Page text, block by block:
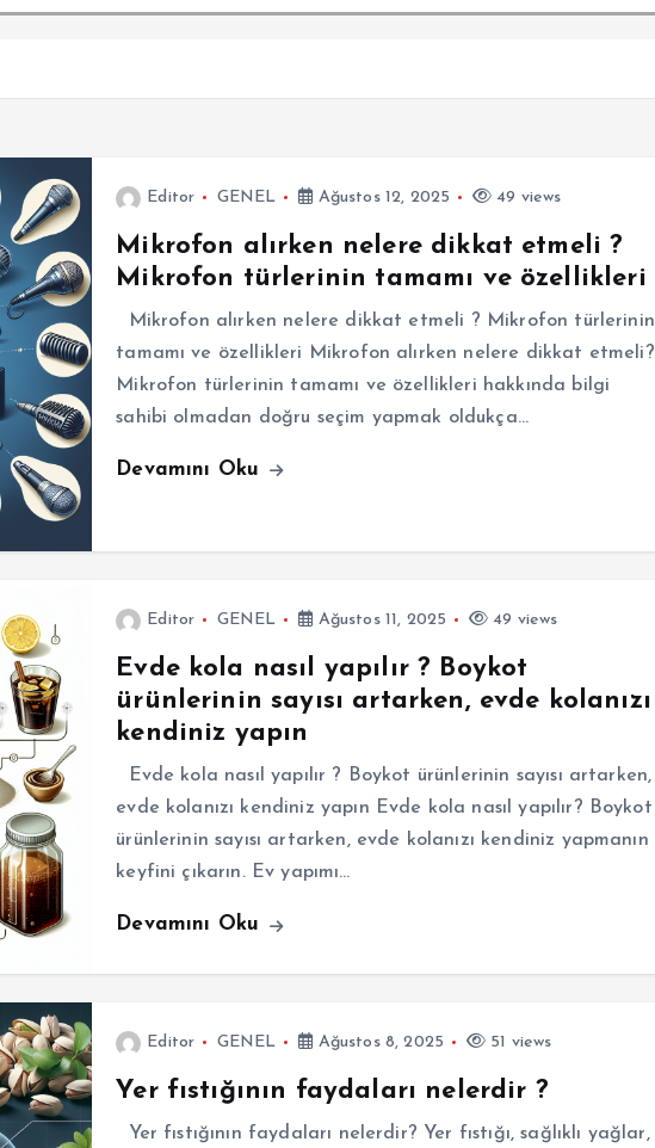
Editor GENEL Ağustos 12, 2025 49 views
Mikrofon alırken nelere dikkat etmeli ?
Mikrofon türlerinin tamamı ve özellikleri
Mikrofon alırken nelere dikkat etmeli ? Mikrofon türlerinin
tamamı ve özellikleri Mikrofon alırken nelere dikkat etmeli?
Mikrofon türlerinin tamamı ve özellikleri hakkında bilgi
sahibi olmadan doğru seçim yapmak oldukça…
Devamını Oku
Editor GENEL Ağustos 11, 2025 49 views
Evde kola nasıl yapılır ? Boykot
ürünlerinin sayısı artarken, evde kolanızı
kendiniz yapın
Evde kola nasıl yapılır ? Boykot ürünlerinin sayısı artarken,
evde kolanızı kendiniz yapın Evde kola nasıl yapılır? Boykot
ürünlerinin sayısı artarken, evde kolanızı kendiniz yapmanın
keyfini çıkarın. Ev yapımı…
Devamını Oku
Editor GENEL Ağustos 8, 2025 51 views
Yer fıstığının faydaları nelerdir ?
Yer fıstığının faydaları nelerdir? Yer fıstığı, sağlıklı yağlar,